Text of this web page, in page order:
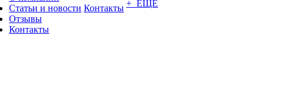
Статьи и новости
Отзывы
Контакты
Контакты + ЕЩЕ